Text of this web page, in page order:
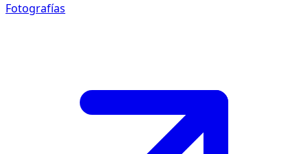
Fotografías